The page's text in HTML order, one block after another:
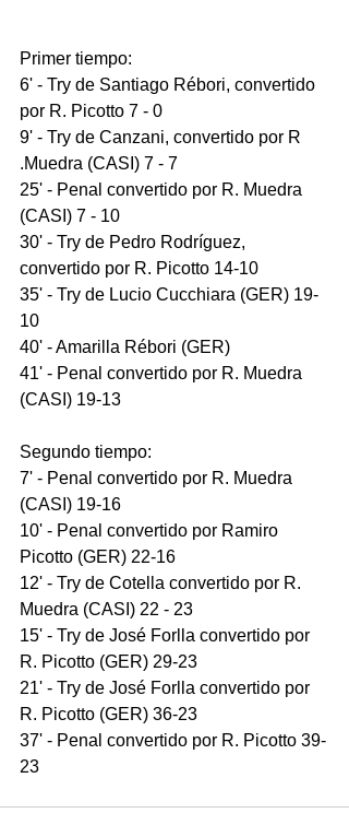
Primer tiempo:
6' - Try de Santiago Rébori, convertido
por R. Picotto 7 - 0
9' - Try de Canzani, convertido por R
.Muedra (CASI) 7 - 7
25' - Penal convertido por R. Muedra
(CASI) 7 - 10
30' - Try de Pedro Rodríguez,
convertido por R. Picotto 14-10
35' - Try de Lucio Cucchiara (GER) 19-
10
40' - Amarilla Rébori (GER)
41' - Penal convertido por R. Muedra
(CASI) 19-13
Segundo tiempo:
7' - Penal convertido por R. Muedra
(CASI) 19-16
10' - Penal convertido por Ramiro
Picotto (GER) 22-16
12' - Try de Cotella convertido por R.
Muedra (CASI) 22 - 23
15' - Try de José Forlla convertido por
R. Picotto (GER) 29-23
21' - Try de José Forlla convertido por
R. Picotto (GER) 36-23
37' - Penal convertido por R. Picotto 39-
23